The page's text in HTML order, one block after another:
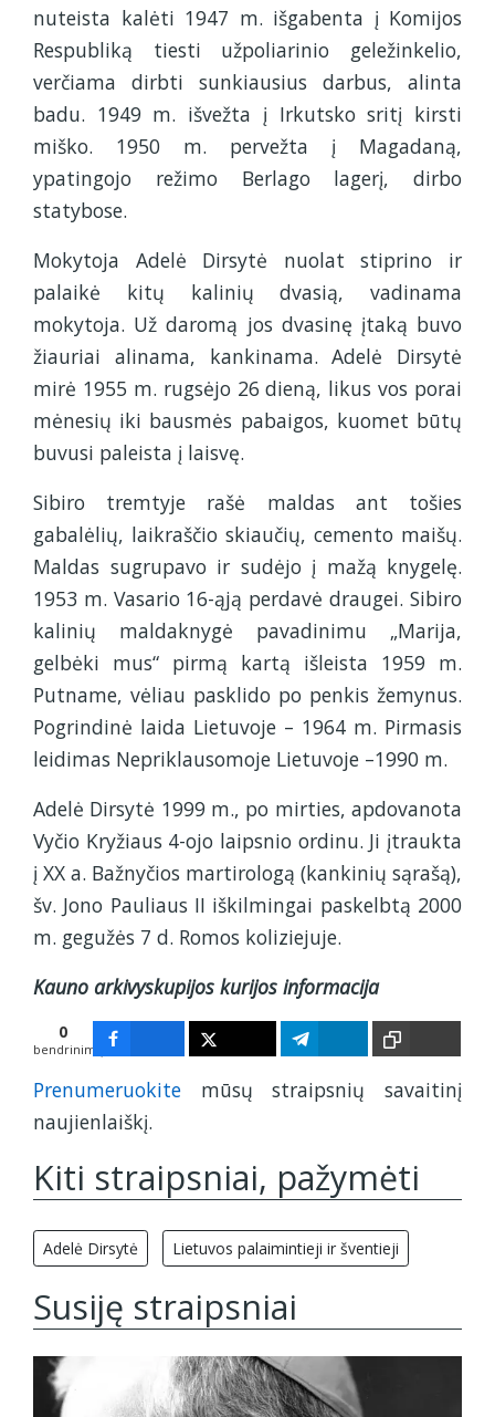
nuteista kalėti 1947 m. išgabenta į Komijos
Respubliką tiesti užpoliarinio geležinkelio,
verčiama dirbti sunkiausius darbus, alinta
badu. 1949 m. išvežta į Irkutsko sritį kirsti
miško. 1950 m. pervežta į Magadaną,
ypatingojo režimo Berlago lagerį, dirbo
statybose.
Mokytoja Adelė Dirsytė nuolat stiprino ir
palaikė kitų kalinių dvasią, vadinama
mokytoja. Už daromą jos dvasinę įtaką buvo
žiauriai alinama, kankinama. Adelė Dirsytė
mirė 1955 m. rugsėjo 26 dieną, likus vos porai
mėnesių iki bausmės pabaigos, kuomet būtų
buvusi paleista į laisvę.
Sibiro tremtyje rašė maldas ant tošies
gabalėlių, laikraščio skiaučių, cemento maišų.
Maldas sugrupavo ir sudėjo į mažą knygelę.
1953 m. Vasario 16-ąją perdavė draugei. Sibiro
kalinių maldaknygė pavadinimu „Marija,
gelbėki mus“ pirmą kartą išleista 1959 m.
Putname, vėliau pasklido po penkis žemynus.
Pogrindinė laida Lietuvoje – 1964 m. Pirmasis
leidimas Nepriklausomoje Lietuvoje –1990 m.
Adelė Dirsytė 1999 m., po mirties, apdovanota
Vyčio Kryžiaus 4-ojo laipsnio ordinu. Ji įtraukta
į XX a. Bažnyčios martirologą (kankinių sąrašą),
šv. Jono Pauliaus II iškilmingai paskelbtą 2000
m. gegužės 7 d. Romos koliziejuje.
Kauno arkivyskupijos kurijos informacija
0
bendrinimų
Prenumeruokite mūsų straipsnių savaitinį
naujienlaiškį.
Kiti straipsniai, pažymėti
Adelė Dirsytė Lietuvos palaimintieji ir šventieji
Susiję straipsniai